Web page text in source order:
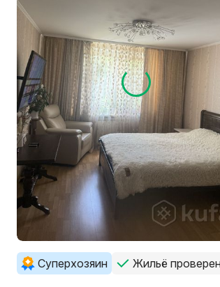
Суперхозяин Жильё